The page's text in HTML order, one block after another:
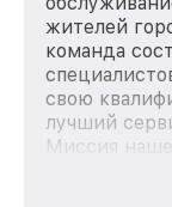
жителей
команда
свою
лучший
Миссия
каждого